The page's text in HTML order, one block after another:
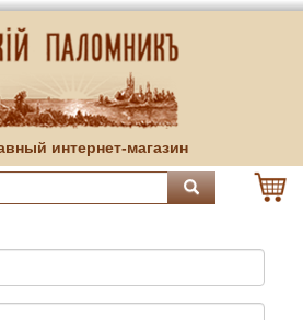
интернет-магазин